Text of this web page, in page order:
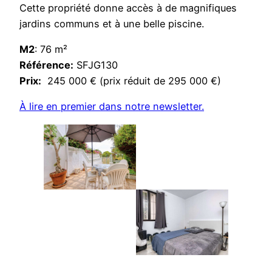
Cette propriété donne accès à de magnifiques
jardins communs et à une belle piscine.
M2: 76 m²
Référence: SFJG130
Prix: 245 000 € (prix réduit de 295 000 €)
À lire en premier dans notre newsletter.